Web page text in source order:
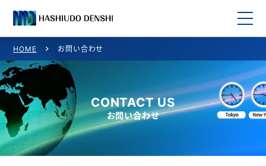
取り扱い商品
取り扱いメーカー一覧
HOME お問い合わせ
CONTACT US
お問い合わせ